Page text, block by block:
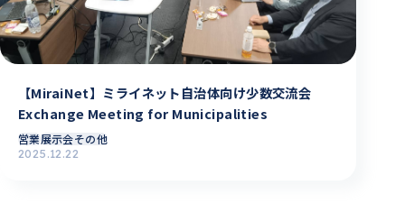
【MiraiNet】ミライネット自治体向け少数交流会
Exchange Meeting for Municipalities
営業展示会その他
2025.12.22